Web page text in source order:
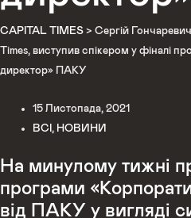
CAPITAL TIMES > Сергій
Times, виступив спікером у фіналі
директор» ПАКУ
15 Листопада, 2021
ВСІ, НОВИНИ
На минулому тижні
програми
від ПАКУ у вигляді